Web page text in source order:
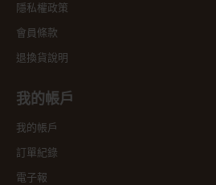
隱私權政策
會員條款
退換貨說明
我的帳戶
我的帳戶
訂單紀錄
電子報